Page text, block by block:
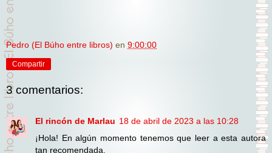
Pedro (El Búho entre libros) en 9:00:00
Compartir
3 comentarios:
El rincón de Marlau 18 de abril de 2023 a las 10:28
¡Hola! En algún momento tenemos que leer a esta autora
tan recomendada.